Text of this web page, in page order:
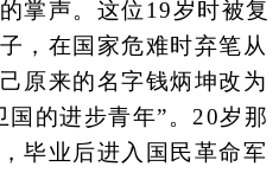
掌声。这位19岁时被复
，在国家危难时弃笔从
原来的名字钱炳坤改为
的进步青年”。20岁那
毕业后进入国民革命军